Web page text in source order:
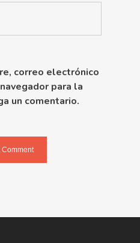
correo electrónico
para la
un comentario.